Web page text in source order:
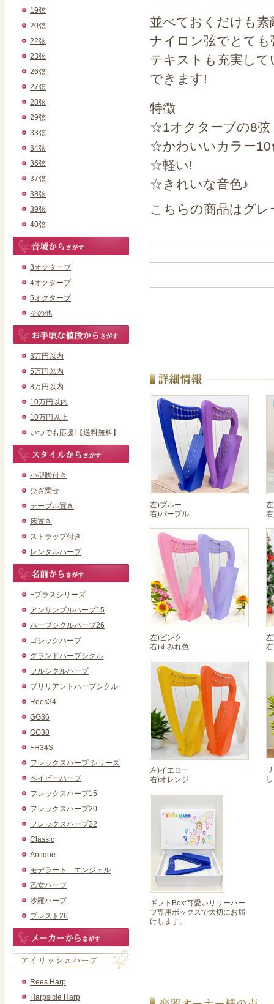
19弦
20弦
22弦
23弦
26弦
27弦
28弦
29弦
33弦
34弦
36弦
37弦
38弦
39弦
40弦
3オクターブ
4オクターブ
5オクターブ
その他
3万円以内
5万円以内
8万円以内
10万円以内
10万円以上
いつでも応援!【送料無料】
小型脚付き
ひざ乗せ
テーブル置き
床置き
ストラップ付き
レンタルハープ
+プラスシリーズ
アンサンブルハープ15
ハープシクルハープ26
ゴシックハープ
グランドハープシクル
フルシクルハープ
ブリリアントハープシクル
Rees34
GG36
GG38
FH34S
フレックスハープ シリーズ
ベイビーハープ
フレックスハープ15
フレックスハープ20
フレックスハープ22
Classic
Antique
モデラート エンジェル
乙女ハープ
沙羅ハープ
プレスト26
Rees Harp
Harpsicle Harp
並べておくだけも
ナイロン弦でとて
テキストも充実し
できます!
特徴
☆1オクターブの8弦
☆かわいいカラー10
☆軽い!
☆きれいな音色♪
こちらの商品はグ
左)ブルー
右)パープル
左)ピンク
右)すみれ色
左)イエロー
右)オレンジ
ギフトBox:可愛いリリーハー
プ専用ボックスで大切にお届
けします。